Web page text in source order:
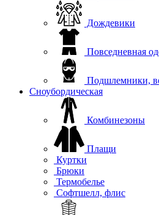
Дождевики
Повседневная
Подшлемники,
Сноубордическая
Комбинезоны
Плащи
Куртки
Брюки
Термобелье
Софтшелл, флис